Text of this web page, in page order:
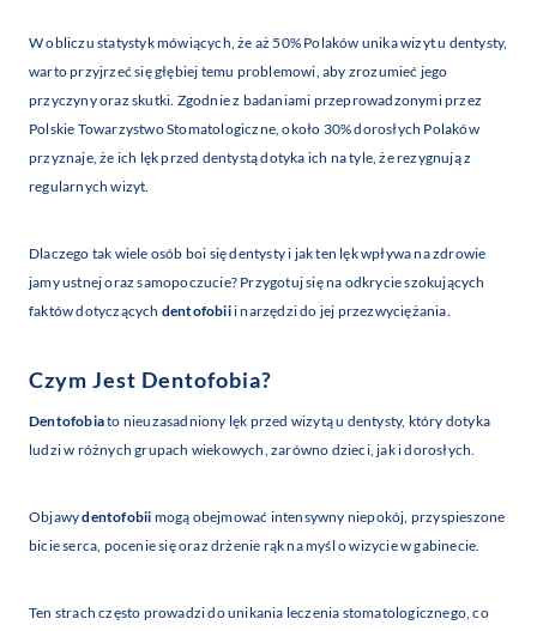
W obliczu statystyk mówiących, że aż 50% Polaków unika wizyt u dentysty,
warto przyjrzeć się głębiej temu problemowi, aby zrozumieć jego
przyczyny oraz skutki. Zgodnie z badaniami przeprowadzonymi przez
Polskie Towarzystwo Stomatologiczne, około 30% dorosłych Polaków
przyznaje, że ich lęk przed dentystą dotyka ich na tyle, że rezygnują z
regularnych wizyt.
Dlaczego tak wiele osób boi się dentysty i jak ten lęk wpływa na zdrowie
jamy ustnej oraz samopoczucie? Przygotuj się na odkrycie szokujących
faktów dotyczących dentofobiii narzędzi do jej przezwyciężania.
Czym Jest Dentofobia?
Dentofobiato nieuzasadniony lęk przed wizytą u dentysty, który dotyka
ludzi w różnych grupach wiekowych, zarówno dzieci, jak i dorosłych.
Objawydentofobii mogą obejmować intensywny niepokój, przyspieszone
bicie serca, pocenie się oraz drżenie rąk na myśl o wizycie w gabinecie.
Ten strach często prowadzi do unikania leczenia stomatologicznego, co